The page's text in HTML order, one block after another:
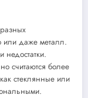
или даже металл.
недостатки.
считаются более
стеклянные или